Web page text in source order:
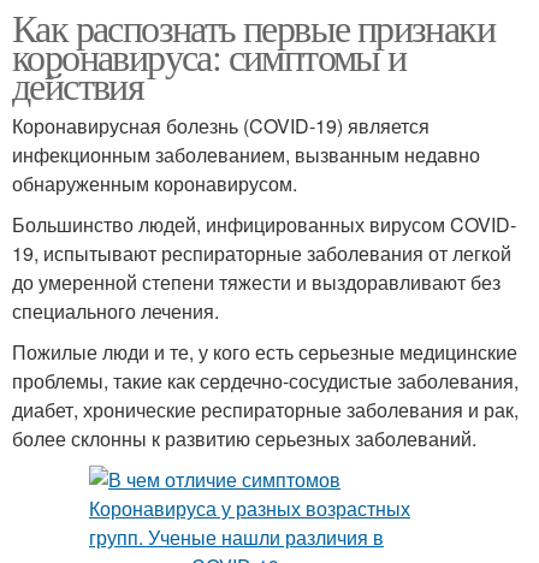
Как распознать первые признаки
коронавируса: симптомы и
действия
Коронавирусная болезнь (COVID-19) является
инфекционным заболеванием, вызванным недавно
обнаруженным коронавирусом.
Большинство людей, инфицированных вирусом COVID-
19, испытывают респираторные заболевания от легкой
до умеренной степени тяжести и выздоравливают без
специального лечения.
Пожилые люди и те, у кого есть серьезные медицинские
проблемы, такие как сердечно-сосудистые заболевания,
диабет, хронические респираторные заболевания и рак,
более склонны к развитию серьезных заболеваний.